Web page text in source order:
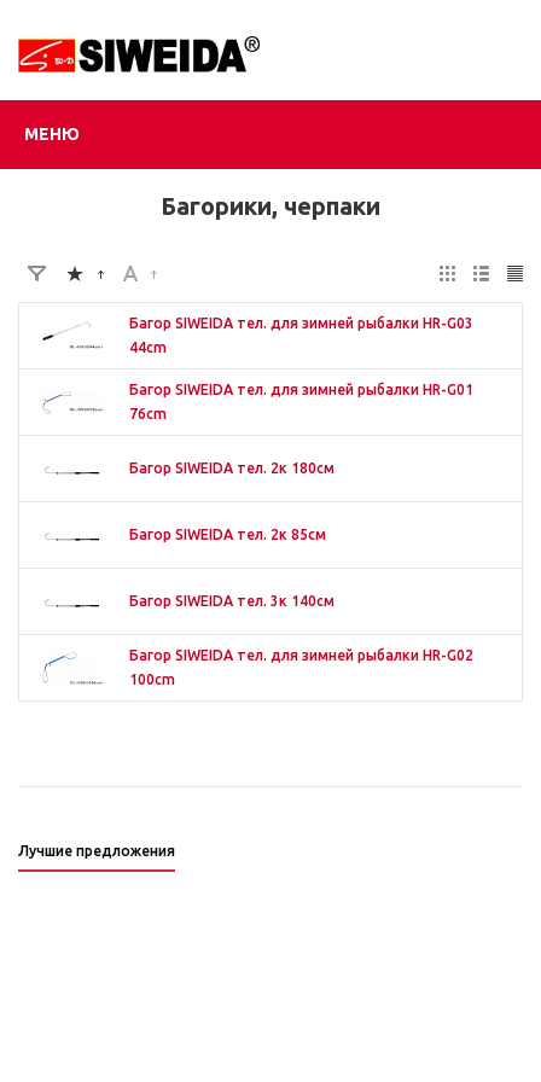
МЕНЮ
Багорики, черпаки
Багор SIWEIDA тел. для зимней рыбалки HR-G03
44cm
Багор SIWEIDA тел. для зимней рыбалки HR-G01
76cm
Багор SIWEIDA тел. 2к 180см
Багор SIWEIDA тел. 2к 85см
Багор SIWEIDA тел. 3к 140см
Багор SIWEIDA тел. для зимней рыбалки HR-G02
100cm
Лучшие предложения